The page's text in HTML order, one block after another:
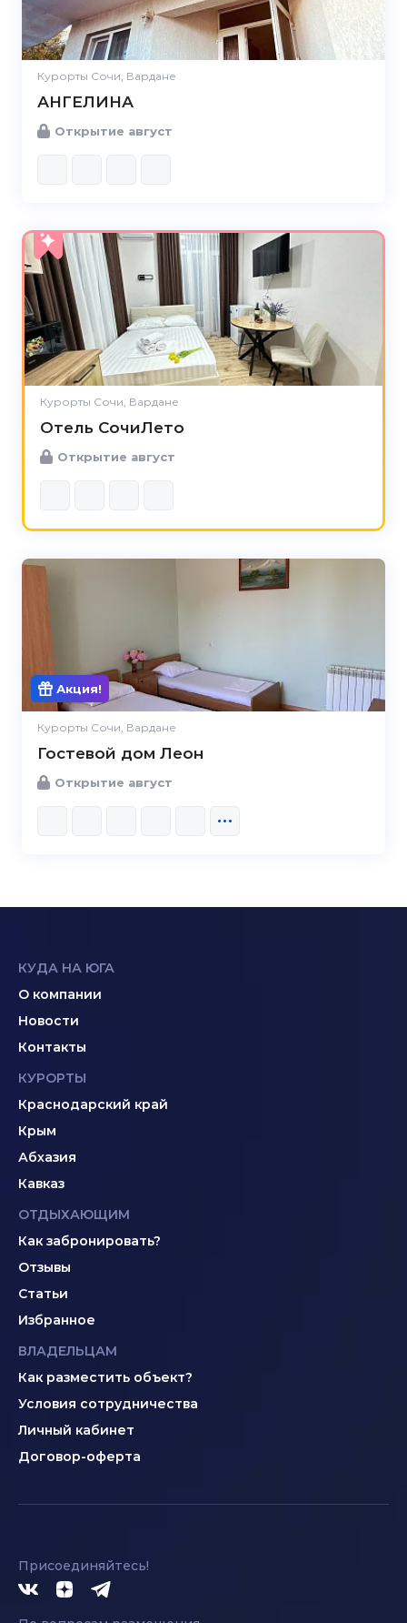
Курорты Сочи, Вардане
АНГЕЛИНА
Открытие август
Курорты Сочи, Вардане
Отель СочиЛето
Открытие август
Акция!
Курорты Сочи, Вардане
Гостевой дом Леон
Открытие август
КУДА НА ЮГА
О компании
Новости
Контакты
КУРОРТЫ
Краснодарский край
Крым
Абхазия
Кавказ
ОТДЫХАЮЩИМ
Как забронировать?
Отзывы
Статьи
Избранное
ВЛАДЕЛЬЦАМ
Как разместить объект?
Условия сотрудничества
Личный кабинет
Договор-оферта
Присоединяйтесь!